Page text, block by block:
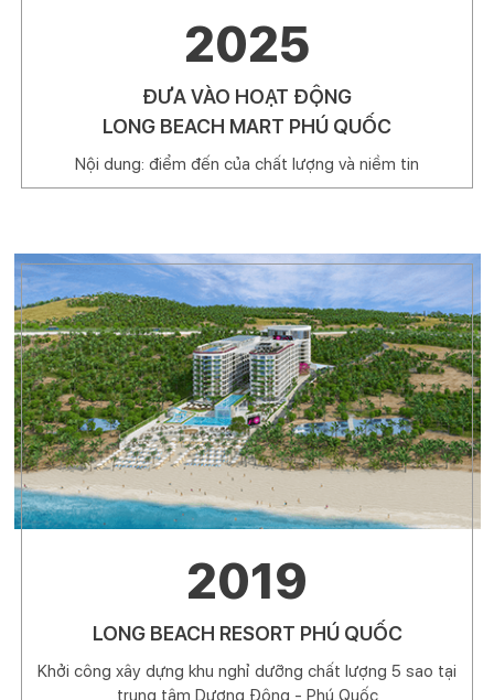
2025
ĐƯA VÀO HOẠT ĐỘNG
LONG BEACH MART PHÚ QUỐC
Nội dung: điểm đến của chất lượng và niềm tin
2019
LONG BEACH RESORT PHÚ QUỐC
Khởi công xây dựng khu nghỉ dưỡng chất lượng 5 sao tại
trung tâm Dương Đông - Phú Quốc